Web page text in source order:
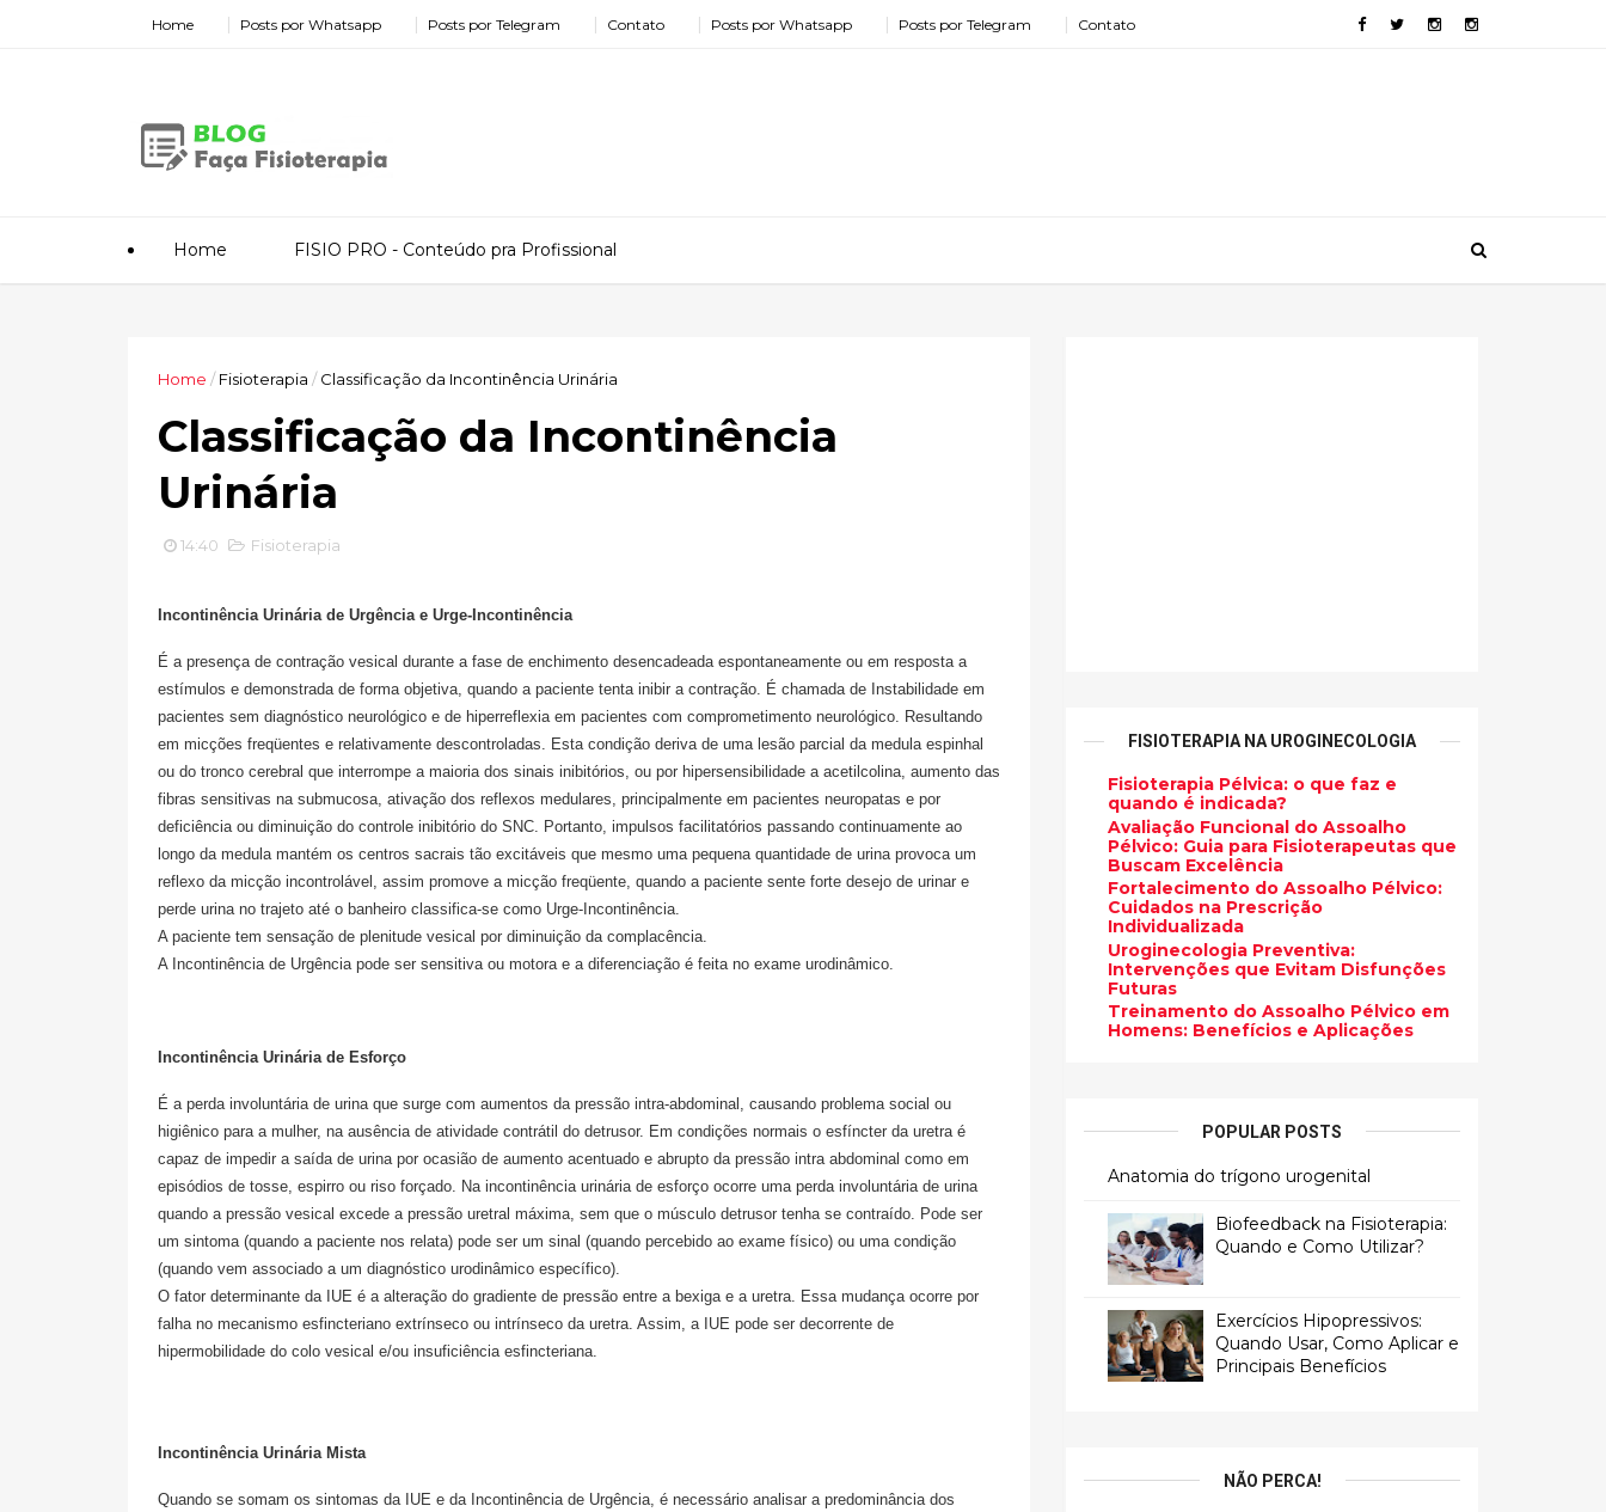
Home Posts por Whatsapp Posts por Telegram Contato Posts por Whatsapp Posts por Telegram Contato
Home FISIO PRO - Conteúdo pra Profissional
Home / Fisioterapia / Classificação da Incontinência Urinária
Classificação da Incontinência
Urinária
14:40 Fisioterapia
Incontinência Urinária de Urgência e Urge-Incontinência
É a presença de contração vesical durante a fase de enchimento desencadeada espontaneamente ou em resposta a
estímulos e demonstrada de forma objetiva, quando a paciente tenta inibir a contração. É chamada de Instabilidade em
pacientes sem diagnóstico neurológico e de hiperreflexia em pacientes com comprometimento neurológico. Resultando
em micções freqüentes e relativamente descontroladas. Esta condição deriva de uma lesão parcial da medula espinhal
ou do tronco cerebral que interrompe a maioria dos sinais inibitórios, ou por hipersensibilidade a acetilcolina, aumento das
fibras sensitivas na submucosa, ativação dos reflexos medulares, principalmente em pacientes neuropatas e por
deficiência ou diminuição do controle inibitório do SNC. Portanto, impulsos facilitatórios passando continuamente ao
longo da medula mantém os centros sacrais tão excitáveis que mesmo uma pequena quantidade de urina provoca um
reflexo da micção incontrolável, assim promove a micção freqüente, quando a paciente sente forte desejo de urinar e
perde urina no trajeto até o banheiro classifica-se como Urge-Incontinência.
A paciente tem sensação de plenitude vesical por diminuição da complacência.
A Incontinência de Urgência pode ser sensitiva ou motora e a diferenciação é feita no exame urodinâmico.
Incontinência Urinária de Esforço
É a perda involuntária de urina que surge com aumentos da pressão intra-abdominal, causando problema social ou
higiênico para a mulher, na ausência de atividade contrátil do detrusor. Em condições normais o esfíncter da uretra é
capaz de impedir a saída de urina por ocasião de aumento acentuado e abrupto da pressão intra abdominal como em
episódios de tosse, espirro ou riso forçado. Na incontinência urinária de esforço ocorre uma perda involuntária de urina
quando a pressão vesical excede a pressão uretral máxima, sem que o músculo detrusor tenha se contraído. Pode ser
um sintoma (quando a paciente nos relata) pode ser um sinal (quando percebido ao exame físico) ou uma condição
(quando vem associado a um diagnóstico urodinâmico específico).
O fator determinante da IUE é a alteração do gradiente de pressão entre a bexiga e a uretra. Essa mudança ocorre por
falha no mecanismo esfincteriano extrínseco ou intrínseco da uretra. Assim, a IUE pode ser decorrente de
hipermobilidade do colo vesical e/ou insuficiência esfincteriana.
Incontinência Urinária Mista
Quando se somam os sintomas da IUE e da Incontinência de Urgência, é necessário analisar a predominância dos
FISIOTERAPIA NA UROGINECOLOGIA
Fisioterapia Pélvica: o que faz e
quando é indicada?
Avaliação Funcional do Assoalho
Pélvico: Guia para Fisioterapeutas que
Buscam Excelência
Fortalecimento do Assoalho Pélvico:
Cuidados na Prescrição
Individualizada
Uroginecologia Preventiva:
Intervenções que Evitam Disfunções
Futuras
Treinamento do Assoalho Pélvico em
Homens: Benefícios e Aplicações
POPULAR POSTS
Anatomia do trígono urogenital
Biofeedback na Fisioterapia:
Quando e Como Utilizar?
Exercícios Hipopressivos:
Quando Usar, Como Aplicar e
Principais Benefícios
NÃO PERCA!